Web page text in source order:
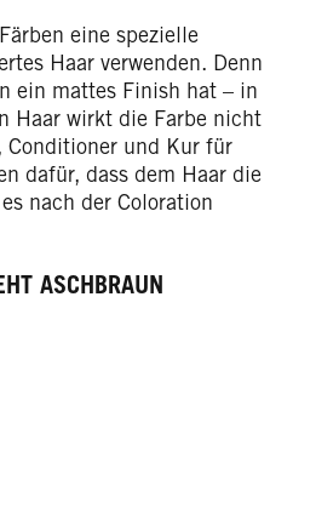
eine spezielle
Haar verwenden. Denn
ein mattes Finish hat – in
Haar wirkt die Farbe nicht
Conditioner und Kur für
dafür, dass dem Haar die
nach der Coloration
ASCHBRAUN